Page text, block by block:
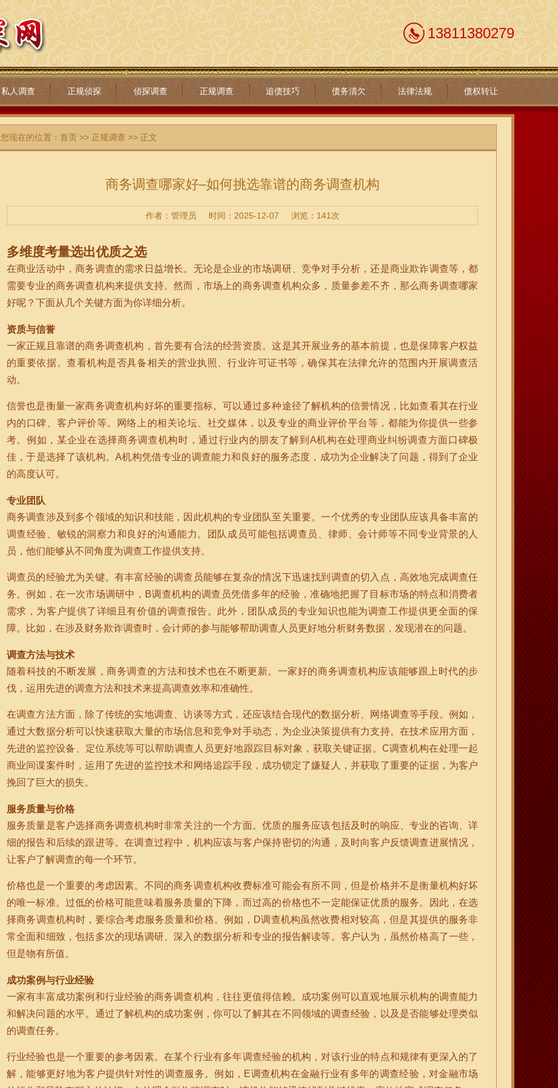
13811380279
私人调查 正规侦探 侦探调查 正规调查 追债技巧 债务清欠 法律法规 债权转让
您现在的位置： 首页>> 正规调查 >> 正文
商务调查哪家好–如何挑选靠谱的商务调查机构
作者：管理员 时间：2025-12-07 浏览：141次
多维度考量选出优质之选
在商业活动中，商务调查的需求日益增长。无论是企业的市场调研、竞争对手分析，还是商业欺诈调查等，都
需要专业的商务调查机构来提供支持。然而，市场上的商务调查机构众多，质量参差不齐，那么商务调查哪家
好呢？下面从几个关键方面为你详细分析。
资质与信誉
一家正规且靠谱的商务调查机构，首先要有合法的经营资质。这是其开展业务的基本前提，也是保障客户权益
的重要依据。查看机构是否具备相关的营业执照、行业许可证书等，确保其在法律允许的范围内开展调查活
动。
信誉也是衡量一家商务调查机构好坏的重要指标。可以通过多种途径了解机构的信誉情况，比如查看其在行业
内的口碑、客户评价等。网络上的相关论坛、社交媒体，以及专业的商业评价平台等，都能为你提供一些参
考。例如，某企业在选择商务调查机构时，通过行业内的朋友了解到A机构在处理商业纠纷调查方面口碑极
佳，于是选择了该机构。A机构凭借专业的调查能力和良好的服务态度，成功为企业解决了问题，得到了企业
的高度认可。
专业团队
商务调查涉及到多个领域的知识和技能，因此机构的专业团队至关重要。一个优秀的专业团队应该具备丰富的
调查经验、敏锐的洞察力和良好的沟通能力。团队成员可能包括调查员、律师、会计师等不同专业背景的人
员，他们能够从不同角度为调查工作提供支持。
调查员的经验尤为关键。有丰富经验的调查员能够在复杂的情况下迅速找到调查的切入点，高效地完成调查任
务。例如，在一次市场调研中，B调查机构的调查员凭借多年的经验，准确地把握了目标市场的特点和消费者
需求，为客户提供了详细且有价值的调查报告。此外，团队成员的专业知识也能为调查工作提供更全面的保
障。比如，在涉及财务欺诈调查时，会计师的参与能够帮助调查人员更好地分析财务数据，发现潜在的问题。
调查方法与技术
随着科技的不断发展，商务调查的方法和技术也在不断更新。一家好的商务调查机构应该能够跟上时代的步
伐，运用先进的调查方法和技术来提高调查效率和准确性。
在调查方法方面，除了传统的实地调查、访谈等方式，还应该结合现代的数据分析、网络调查等手段。例如，
通过大数据分析可以快速获取大量的市场信息和竞争对手动态，为企业决策提供有力支持。在技术应用方面，
先进的监控设备、定位系统等可以帮助调查人员更好地跟踪目标对象，获取关键证据。C调查机构在处理一起
商业间谍案件时，运用了先进的监控技术和网络追踪手段，成功锁定了嫌疑人，并获取了重要的证据，为客户
挽回了巨大的损失。
服务质量与价格
服务质量是客户选择商务调查机构时非常关注的一个方面。优质的服务应该包括及时的响应、专业的咨询、详
细的报告和后续的跟进等。在调查过程中，机构应该与客户保持密切的沟通，及时向客户反馈调查进展情况，
让客户了解调查的每一个环节。
价格也是一个重要的考虑因素。不同的商务调查机构收费标准可能会有所不同，但是价格并不是衡量机构好坏
的唯一标准。过低的价格可能意味着服务质量的下降，而过高的价格也不一定能保证优质的服务。因此，在选
择商务调查机构时，要综合考虑服务质量和价格。例如，D调查机构虽然收费相对较高，但是其提供的服务非
常全面和细致，包括多次的现场调研、深入的数据分析和专业的报告解读等。客户认为，虽然价格高了一些，
但是物有所值。
成功案例与行业经验
一家有丰富成功案例和行业经验的商务调查机构，往往更值得信赖。成功案例可以直观地展示机构的调查能力
和解决问题的水平。通过了解机构的成功案例，你可以了解其在不同领域的调查经验，以及是否能够处理类似
的调查任务。
行业经验也是一个重要的参考因素。在某个行业有多年调查经验的机构，对该行业的特点和规律有更深入的了
解，能够更好地为客户提供针对性的调查服务。例如，E调查机构在金融行业有多年的调查经验，对金融市场